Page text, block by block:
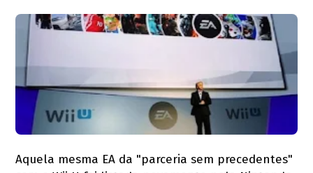
Aquela mesma EA da "parceria sem precedentes"